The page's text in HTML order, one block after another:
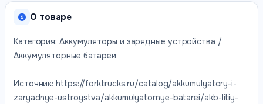
О товаре
Категория: Аккумуляторы и зарядные устройства /
Аккумуляторные батареи
Источник: https://forktrucks.ru/catalog/akkumulyatory-i-
zaryadnye-ustroystva/akkumulyatornye-batarei/akb-litiy-